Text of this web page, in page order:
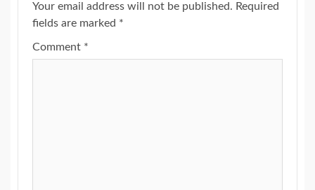
Your email address will not be published. Required
fields are marked *
Comment *